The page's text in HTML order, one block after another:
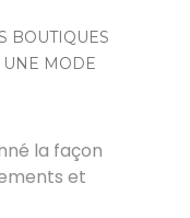
BOUTIQUES
MODE
la façon
et